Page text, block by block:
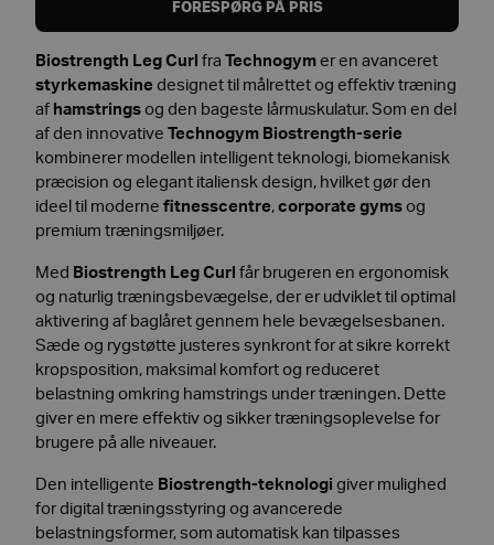
FORESPØRG PÅ PRIS
Biostrength Leg Curl fra Technogym er en avanceret
styrkemaskine designet til målrettet og effektiv træning
af hamstrings og den bageste lårmuskulatur. Som en del
af den innovative Technogym Biostrength-serie
kombinerer modellen intelligent teknologi, biomekanisk
præcision og elegant italiensk design, hvilket gør den
ideel til moderne fitnesscentre, corporate gyms og
premium træningsmiljøer.
Med Biostrength Leg Curl får brugeren en ergonomisk
og naturlig træningsbevægelse, der er udviklet til optimal
aktivering af baglåret gennem hele bevægelsesbanen.
Sæde og rygstøtte justeres synkront for at sikre korrekt
kropsposition, maksimal komfort og reduceret
belastning omkring hamstrings under træningen. Dette
giver en mere effektiv og sikker træningsoplevelse for
brugere på alle niveauer.
Den intelligente Biostrength-teknologi giver mulighed
for digital træningsstyring og avancerede
belastningsformer, som automatisk kan tilpasses